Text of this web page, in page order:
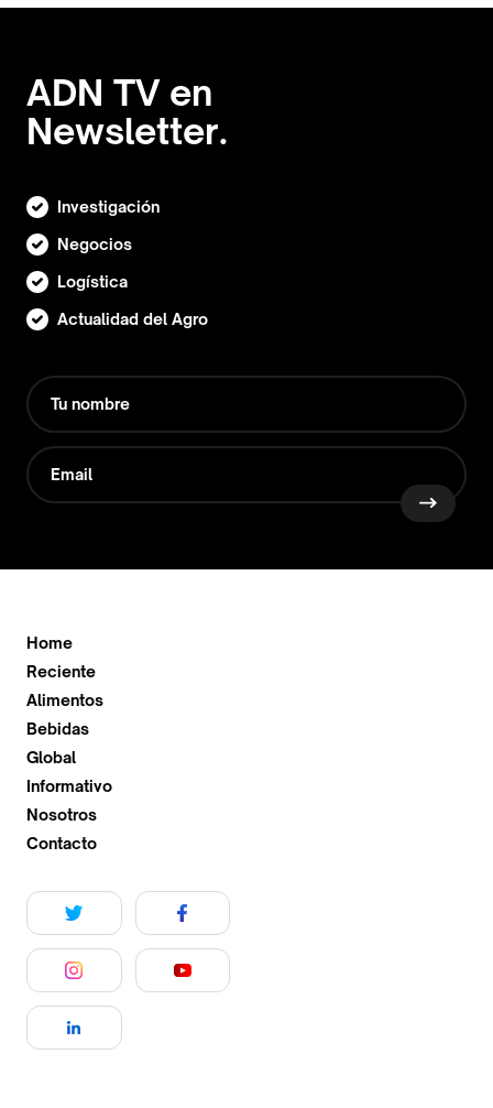
ADN TV en
Newsletter.
Investigación
Negocios
Logística
Actualidad del Agro
Home
Reciente
Alimentos
Bebidas
Global
Informativo
Nosotros
Contacto